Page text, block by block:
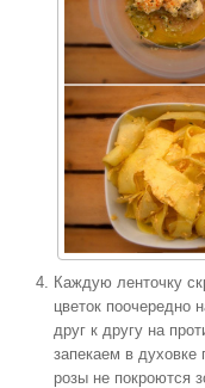
Каждую ленточку
цветок
друг к другу на
запекаем в духовке
розы не покроются